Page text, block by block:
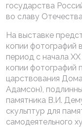
государства
во славу
На выставке
копии фотографий
период с начала
копии фотографий
царствования
Адамсон),
памятника В.И.
скульптур для
самодеятельного